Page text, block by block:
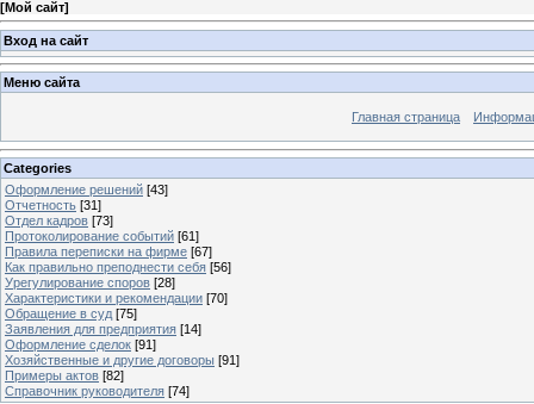
[Мой сайт]
Вход на сайт
Меню сайта
Главная страница
Categories
Оформление решений [43]
Отчетность [31]
Отдел кадров [73]
Протоколирование событий [61]
Правила переписки на фирме [67]
Как правильно преподнести себя [56]
Урегулирование споров [28]
Характеристики и рекомендации [70]
Обращение в суд [75]
Заявления для предприятия [14]
Оформление сделок [91]
Хозяйственные и другие договоры [91]
Примеры актов [82]
Справочник руководителя [74]